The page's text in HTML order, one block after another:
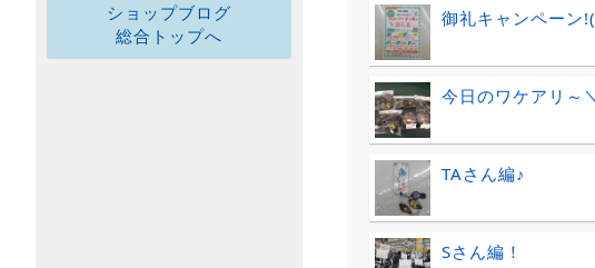
ショップブログ
総合トップへ
御礼キャンペーン
今日のワケアリ～
TAさん編♪
Sさん編！